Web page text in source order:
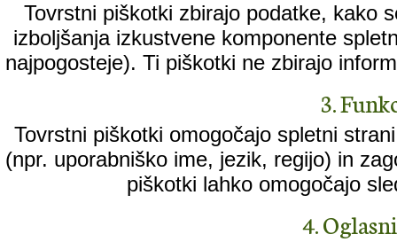
Tovrstni piškotki zbirajo podatke, kako
izboljšanja izkustvene komponente
najpogosteje). Ti piškotki ne zbirajo
3.
Tovrstni piškotki omogočajo spletni
(npr. uporabniško ime, jezik, regijo) in
piškotki lahko omogočajo
4.